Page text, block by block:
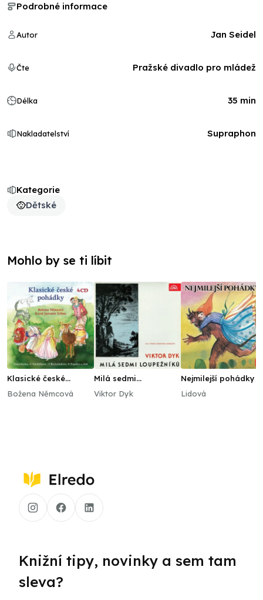
Kategorie
Dětské
Podrobné informace
Autor Jan Seidel
Čte Pražské divadlo pro mládež
Délka 35 min
Nakladatelství Supraphon
Mohlo by se ti líbit
Klasické české
Božena Němcová
Milá sedmi
Viktor Dyk
Nejmilejší pohádky 2
Postránecký,V.
Lidová
Knižní tipy, novinky a sem tam
sleva?